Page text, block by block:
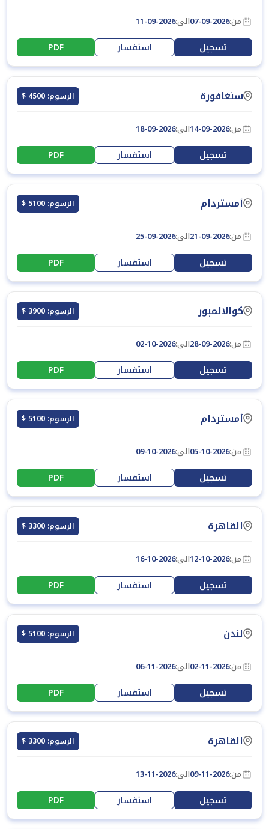
من:07-09-2026الى:11-09-2026
تسجيل استفسار PDF
سنغافورة الرسوم: 4500 $
من:14-09-2026الى:18-09-2026
تسجيل استفسار PDF
أمستردام الرسوم: 5100 $
من:21-09-2026الى:25-09-2026
تسجيل استفسار PDF
كوالالمبور الرسوم: 3900 $
من:28-09-2026الى:02-10-2026
تسجيل استفسار PDF
أمستردام الرسوم: 5100 $
من:05-10-2026الى:09-10-2026
تسجيل استفسار PDF
القاهرة الرسوم: 3300 $
من:12-10-2026الى:16-10-2026
تسجيل استفسار PDF
لندن الرسوم: 5100 $
من:02-11-2026الى:06-11-2026
تسجيل استفسار PDF
القاهرة الرسوم: 3300 $
من:09-11-2026الى:13-11-2026
تسجيل استفسار PDF